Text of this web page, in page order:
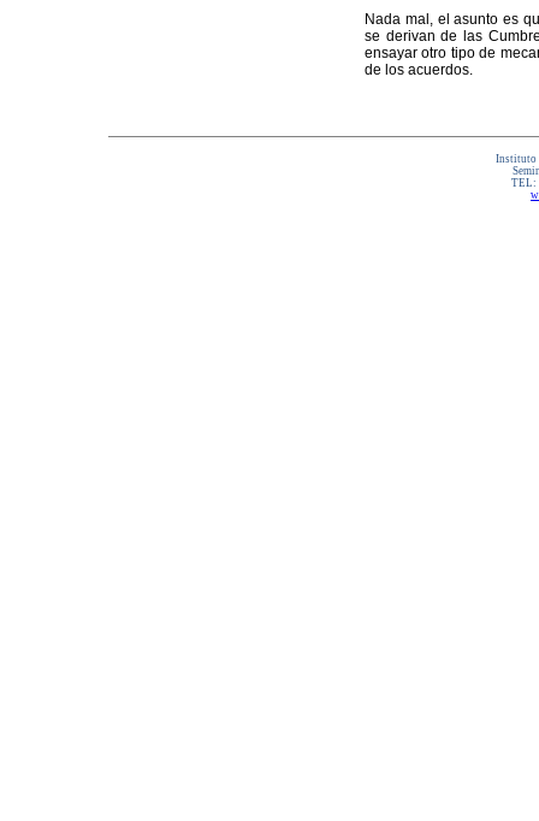
Nada mal, el asunto es
se derivan de las
ensayar otro tipo de
de los acuerdos.
Instituto
TEL: